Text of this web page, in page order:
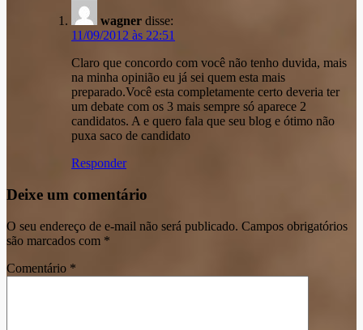
wagner disse:
11/09/2012 às 22:51
Claro que concordo com você não tenho duvida, mais
na minha opinião eu já sei quem esta mais
preparado.Você esta completamente certo deveria ter
um debate com os 3 mais sempre só aparece 2
candidatos. A e quero fala que seu blog e ótimo não
puxa saco de candidato
Responder
Deixe um comentário
O seu endereço de e-mail não será publicado. Campos obrigatórios
são marcados com *
Comentário *